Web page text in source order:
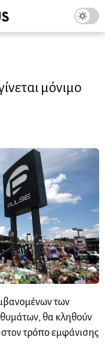
μόνιμο
των
θυμάτων, θα κληθούν
τρόπο εμφάνισης